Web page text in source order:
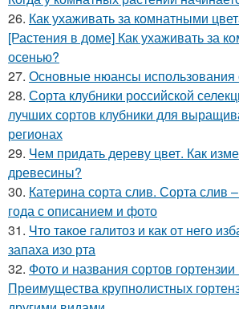
26. Как ухаживать за комнатными
[Растения в доме] Как ухаживать за
осенью?
27. Основные нюансы использования
28. Сорта клубники российской
лучших сортов клубники для
регионах
29. Чем придать дереву цвет. Как
древесины?
30. Катерина сорта слив. Сорта слив
года с описанием и фото
31. Что такое галитоз и как от него
запаха изо рта
32. Фото и названия сортов
Преимущества крупнолистных